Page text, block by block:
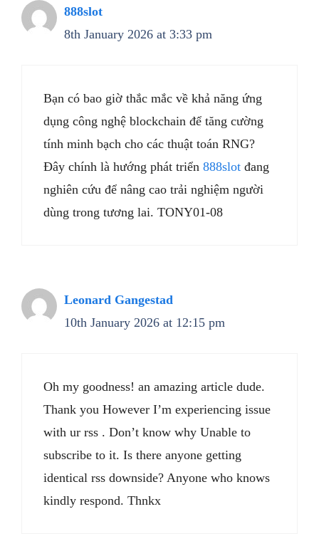
888slot
8th January 2026 at 3:33 pm
Bạn có bao giờ thắc mắc về khả năng ứng
dụng công nghệ blockchain để tăng cường
tính minh bạch cho các thuật toán RNG?
Đây chính là hướng phát triển 888slot đang
nghiên cứu để nâng cao trải nghiệm người
dùng trong tương lai. TONY01-08
Leonard Gangestad
10th January 2026 at 12:15 pm
Oh my goodness! an amazing article dude.
Thank you However I’m experiencing issue
with ur rss . Don’t know why Unable to
subscribe to it. Is there anyone getting
identical rss downside? Anyone who knows
kindly respond. Thnkx